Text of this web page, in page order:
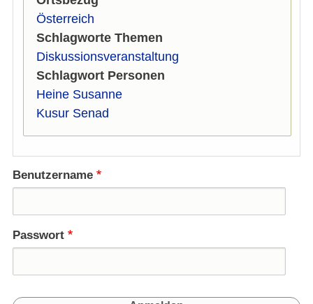
Österreich
Schlagworte Themen
Diskussionsveranstaltung
Schlagwort Personen
Heine Susanne
Kusur Senad
Benutzername
Passwort